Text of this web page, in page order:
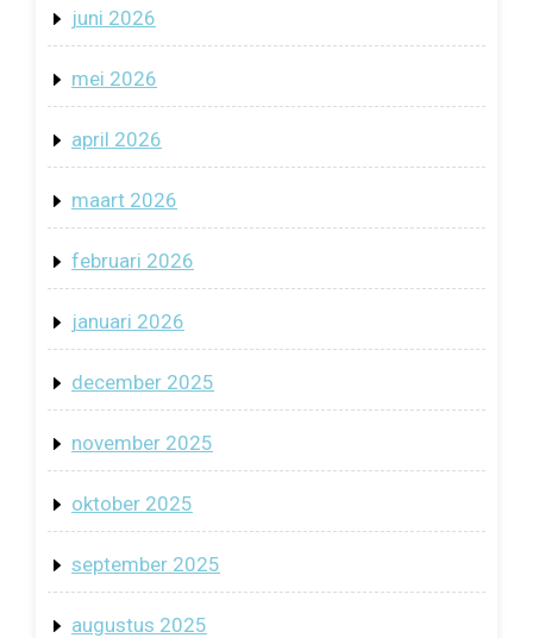
juni 2026
mei 2026
april 2026
maart 2026
februari 2026
januari 2026
december 2025
november 2025
oktober 2025
september 2025
augustus 2025